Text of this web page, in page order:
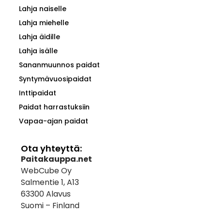
Lahja naiselle
Lahja miehelle
Lahja äidille
Lahja isälle
Sananmuunnos paidat
Syntymävuosipaidat
Inttipaidat
Paidat harrastuksiin
Vapaa-ajan paidat
Ota yhteyttä:
Paitakauppa.net
WebCube Oy
Salmentie 1, A13
63300 Alavus
Suomi – Finland